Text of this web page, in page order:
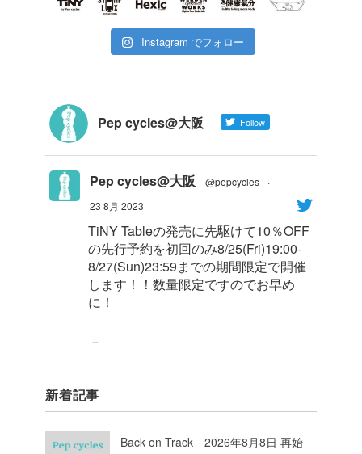
Instagram でフォロー
Pep cycles@大阪 Follow
Pep cycles@大阪 @pepcycles
·
23 8月 2023
TiNY Tableの発売に先駆けて10％OFF
の先行予約を初回のみ8/25(Fri)19:00-
8/27(Sun)23:59までの期間限定で開催
します！！数量限定ですのでお早め
に！
Pep cycles@大阪
今週はお知らせがいっぱいあるのでチ
新着記事
Back on Track 2026年8月8日 再始